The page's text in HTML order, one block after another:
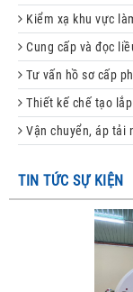
Kiểm xạ khu vực
Cung cấp và đọc
Tư vấn hồ sơ cấp
Thiết kế chế tạo
Vận chuyển, áp tải
TIN TỨC SỰ KIỆN